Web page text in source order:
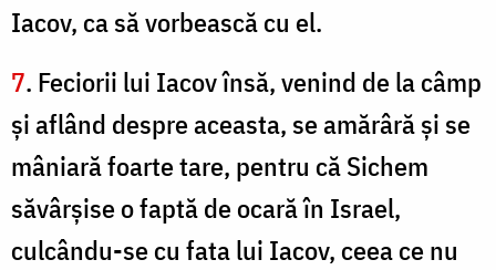
Iacov, ca să vorbească cu el.
7. Feciorii lui Iacov însă, venind de la câmp
şi aflând despre aceasta, se amărâră şi se
mâniară foarte tare, pentru că Sichem
săvârşise o faptă de ocară în Israel,
culcându-se cu fata lui Iacov, ceea ce nu